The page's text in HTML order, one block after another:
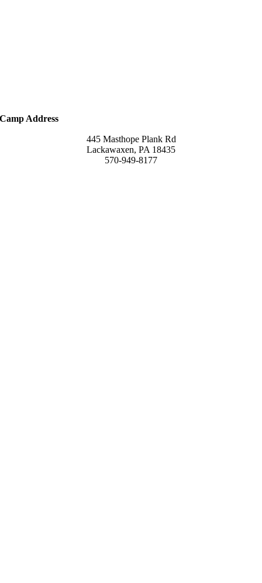
Camp Address
445 Masthope Plank Rd
Lackawaxen, PA 18435
570-949-8177